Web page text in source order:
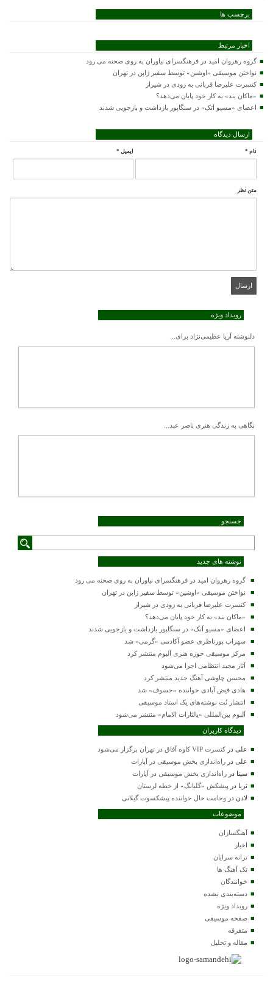
برچسب ها
اخبار مرتبط
گروه رهروان امید در فرهنگسرای نیاوران به روی صحنه می رود
نواختن موسیقی «اوشین» توسط سفیر ژاپن در تهران
کنسرت علیرضا قربانی به زودی در شیراز
«ماکان بند» به کار خود پایان می‌دهد؟
اعضای «مسیو اَتک» در سنگاپور بازداشت و بازجویی شدند
ارسال دیدگاه
نام * ایمیل *
متن نظر
رویداد ویژه
دلنوشته آریا عظیمی‌نژاد برای...
نگاهی به زندگی هنری ناصر عبد...
جستجو
نوشته های جدید
گروه رهروان امید در فرهنگسرای نیاوران به روی صحنه می رود
نواختن موسیقی «اوشین» توسط سفیر ژاپن در تهران
کنسرت علیرضا قربانی به زودی در شیراز
«ماکان بند» به کار خود پایان می‌دهد؟
اعضای «مسیو اَتک» در سنگاپور بازداشت و بازجویی شدند
سهراب پورناظری عضو آکادمی «گرمی» شد
مرکز موسیقی حوزه هنری آلبوم منتشر کرد
آثار مجید انتظامی اجرا می‌شود
محسن چاوشی آهنگ جدید منتشر کرد
هادی فیض آبادی خواننده «خسوف» شد
انتشار نُت نوشته‌های یک استاد موسیقی
آلبوم بین‌المللی «یالثارات الامام» منتشر می‌شود
دیدگاه کاربران
علی درکنسرت VIP کاوه آفاق در تهران برگزار می‌شود
علی در راه‌اندازی بخش موسیقی در آپارات
سینا در راه‌اندازی بخش موسیقی در آپارات
ثریا در پیشکش «گلبانگ» از خطه لرستان
لادن در وخامت حال خواننده پیشکسوت گیلانی
موضوعات
آهنگسازان
اخبار
ترانه سرایان
تک آهنگ ها
خوانندگان
دسته‌بندی نشده
رویداد ویژه
صفحه موسیقی
متفرقه
مقاله و تحلیل